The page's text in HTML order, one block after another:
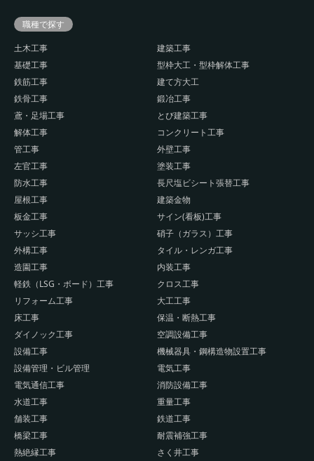
職種で探す
土木工事
建築工事
基礎工事
型枠大工・型枠解体工事
鉄筋工事
建て方大工
鉄骨工事
鍛冶工事
鳶・足場工事
とび建築工事
解体工事
コンクリート工事
管工事
外壁工事
左官工事
塗装工事
防水工事
長尺塩ビシート張替工事
屋根工事
建築金物
板金工事
サイン(看板)工事
サッシ工事
硝子（ガラス）工事
外構工事
タイル・レンガ工事
造園工事
内装工事
軽鉄（LSG・ボード）工事
クロス工事
リフォーム工事
大工工事
床工事
保温・断熱工事
ダイノック工事
空調設備工事
設備工事
機械器具・鋼構造物設置工事
設備管理・ビル管理
電気工事
電気通信工事
消防設備工事
水道工事
重量工事
舗装工事
鉄道工事
橋梁工事
耐震補強工事
熱絶縁工事
さく井工事